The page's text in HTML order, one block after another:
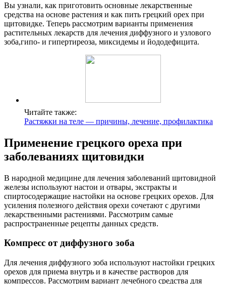
Вы узнали, как приготовить основные лекарственные
средства на основе растения и как пить грецкий орех при
щитовидке. Теперь рассмотрим варианты применения
растительных лекарств для лечения диффузного и узлового
зоба,гипо- и гипертиреоза, миксидемы и йододефицита.
Читайте также:
Растяжки на теле — причины, лечение, профилактика
Применение грецкого ореха при
заболеваниях щитовидки
В народной медицине для лечения заболеваний щитовидной
железы используют настои и отвары, экстракты и
спиртосодержащие настойки на основе грецких орехов. Для
усиления полезного действия орехи сочетают с другими
лекарственными растениями. Рассмотрим самые
распространенные рецепты данных средств.
Компресс от диффузного зоба
Для лечения диффузного зоба используют настойки грецких
орехов для приема внутрь и в качестве растворов для
компрессов. Рассмотрим вариант лечебного средства для